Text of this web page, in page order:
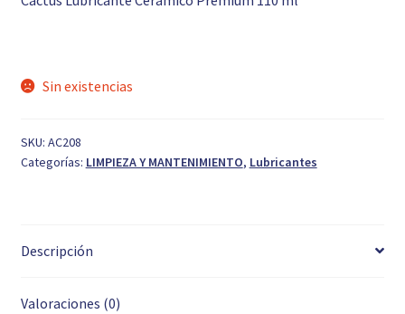
Sin existencias
SKU: AC208
Categorías: LIMPIEZA Y MANTENIMIENTO, Lubricantes
Descripción
Valoraciones (0)